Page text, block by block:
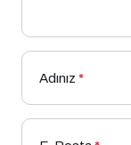
Adınız *